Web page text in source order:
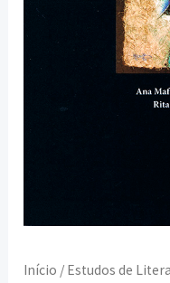
Início / Estudos de